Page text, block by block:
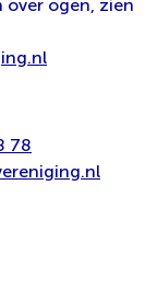
over ogen, zien
78